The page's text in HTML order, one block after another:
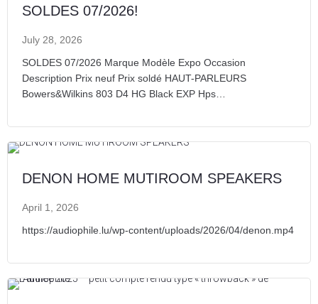
SOLDES 07/2026!
July 28, 2026
SOLDES 07/2026 Marque Modèle Expo Occasion
Description Prix neuf Prix soldé HAUT-PARLEURS
Bowers&Wilkins 803 D4 HG Black EXP Hps…
DENON HOME MUTIROOM SPEAKERS
April 1, 2026
https://audiophile.lu/wp-content/uploads/2026/04/denon.mp4